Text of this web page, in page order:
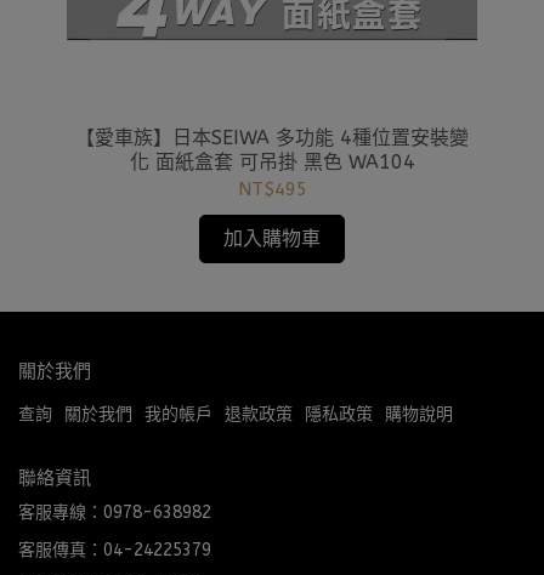
【愛車族】日本SEIWA 多功能 4種位置安裝變
化 面紙盒套 可吊掛 黑色 WA104
NT$495
加入購物車
關於我們
查詢 關於我們 我的帳戶 退款政策 隱私政策 購物說明
聯絡資訊
客服專線：0978-638982
客服傳真：04-24225379